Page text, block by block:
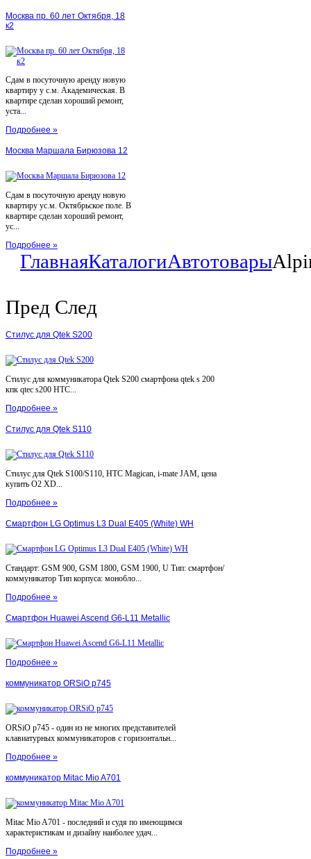
Москва пр. 60 лет Октября, 18
к2
Сдам в посуточную аренду новую
квартиру у с.м. Академическая. В
квартире сделан хороший ремонт,
уста...
Подробнее »
Москва Маршала Бирюзова 12
Сдам в посуточную аренду новую
квартиру ус.м. Октябрьское поле. В
квартире сделан хороший ремонт,
ус...
Подробнее »
ГлавнаяКаталогиАвтотовары
Пред След
Стилус для Qtek S200
Стилус для коммуникатора Qtek S200 смартфона qtek s 200
кпк qtec s200 HTC...
Подробнее »
Стилус для Qtek S110
Стилус для Qtek S100/S110, HTC Magican, i-mate JAM, цена
купить O2 XD...
Подробнее »
Смартфон LG Optimus L3 Dual E405 (White) WH
Стандарт: GSM 900, GSM 1800, GSM 1900, U Тип: смартфон/
коммуникатор Тип корпуса: монобло...
Подробнее »
Смартфон Huawei Ascend G6-L11 Metallic
Подробнее »
коммуникатор ORSiO p745
ORSiO p745 - один из не многих представителей
клавиатурных коммуникаторов с горизонтальн...
Подробнее »
коммуникатор Mitac Mio A701
Mitac Mio A701 - последний и судя по имеющимся
характеристикам и дизайну наиболее удач...
Подробнее »